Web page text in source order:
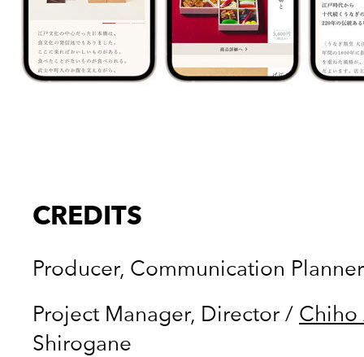
CREDITS
Producer, Communication Planner
Project Manager, Director / Chiho
Shirogane